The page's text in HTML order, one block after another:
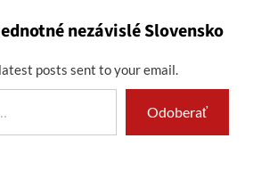
nezávislé Slovensko
posts sent to your email.
Odoberať